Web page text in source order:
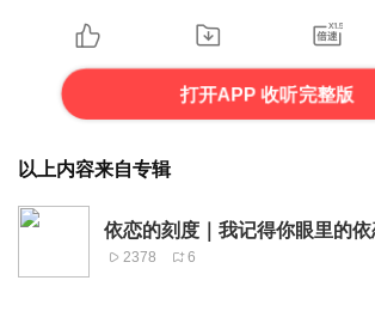
打开APP 收听完整版
以上内容来自专辑
依恋的刻度｜我记得你眼里的依
2378 6